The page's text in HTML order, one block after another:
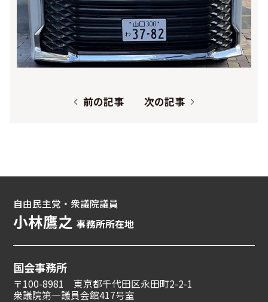
前の記事 次の記事
自由民主党・衆議院議員
小林鷹之事務所所在地
国会事務所
〒100-8981 東京都千代田区永田町2-2-1
衆議院第一議員会館417号室